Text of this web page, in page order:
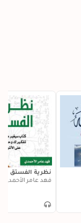
نظرية الفستق
فهد عامر الأحمدي